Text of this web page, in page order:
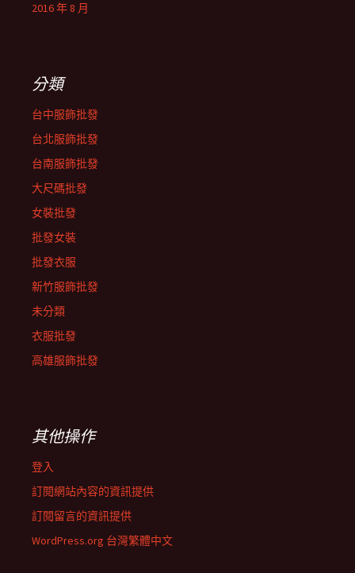
2016 年 8 月
分類
台中服飾批發
台北服飾批發
台南服飾批發
大尺碼批發
女裝批發
批發女裝
批發衣服
新竹服飾批發
未分類
衣服批發
高雄服飾批發
其他操作
登入
訂閱網站內容的資訊提供
訂閱留言的資訊提供
WordPress.org 台灣繁體中文